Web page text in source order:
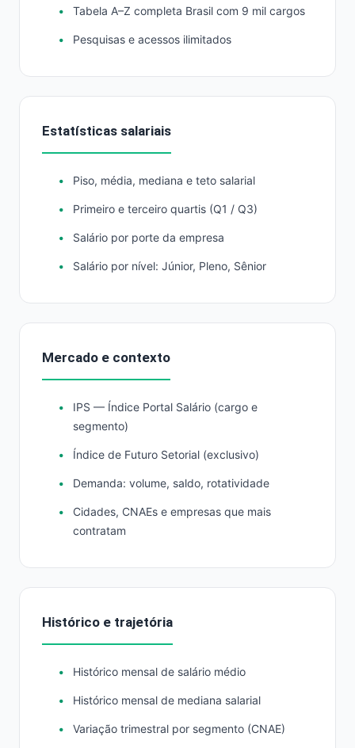
Tabela A–Z completa Brasil com 9 mil cargos
Pesquisas e acessos ilimitados
Estatísticas salariais
Piso, média, mediana e teto salarial
Primeiro e terceiro quartis (Q1 / Q3)
Salário por porte da empresa
Salário por nível: Júnior, Pleno, Sênior
Mercado e contexto
IPS — Índice Portal Salário (cargo e
segmento)
Índice de Futuro Setorial (exclusivo)
Demanda: volume, saldo, rotatividade
Cidades, CNAEs e empresas que mais
contratam
Histórico e trajetória
Histórico mensal de salário médio
Histórico mensal de mediana salarial
Variação trimestral por segmento (CNAE)